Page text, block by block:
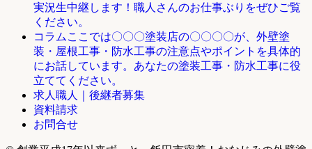
実況生中継します！職人さんのお仕事ぶりをぜひご覧
ください。
コラム ここでは〇〇〇塗装店の〇〇〇〇が、外壁塗
装・屋根工事・防水工事の注意点やポイントを具体的
にお話しています。あなたの塗装工事・防水工事に役
立ててください。
求人職人｜後継者募集
資料請求
お問合せ